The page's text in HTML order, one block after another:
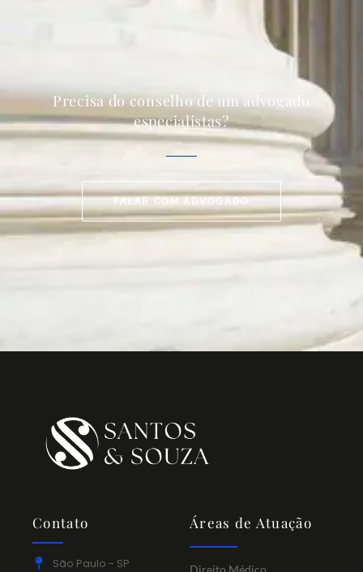
Precisa do conselho de um advogado
especialistas?
FALAR COM ADVOGADO
Contato
São Paulo - SP
Áreas de Atuação
Direito Médico